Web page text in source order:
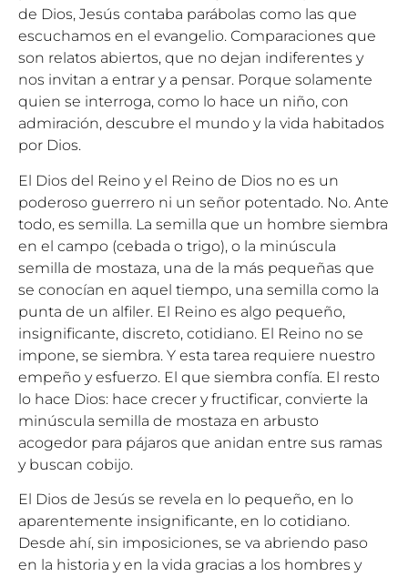
de Dios, Jesús contaba parábolas como las que
escuchamos en el evangelio. Comparaciones que
son relatos abiertos, que no dejan indiferentes y
nos invitan a entrar y a pensar. Porque solamente
quien se interroga, como lo hace un niño, con
admiración, descubre el mundo y la vida habitados
por Dios.
El Dios del Reino y el Reino de Dios no es un
poderoso guerrero ni un señor potentado. No. Ante
todo, es semilla. La semilla que un hombre siembra
en el campo (cebada o trigo), o la minúscula
semilla de mostaza, una de la más pequeñas que
se conocían en aquel tiempo, una semilla como la
punta de un alfiler. El Reino es algo pequeño,
insignificante, discreto, cotidiano. El Reino no se
impone, se siembra. Y esta tarea requiere nuestro
empeño y esfuerzo. El que siembra confía. El resto
lo hace Dios: hace crecer y fructificar, convierte la
minúscula semilla de mostaza en arbusto
acogedor para pájaros que anidan entre sus ramas
y buscan cobijo.
El Dios de Jesús se revela en lo pequeño, en lo
aparentemente insignificante, en lo cotidiano.
Desde ahí, sin imposiciones, se va abriendo paso
en la historia y en la vida gracias a los hombres y